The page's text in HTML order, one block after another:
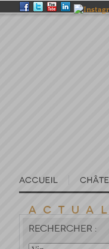
RECHERCHER :